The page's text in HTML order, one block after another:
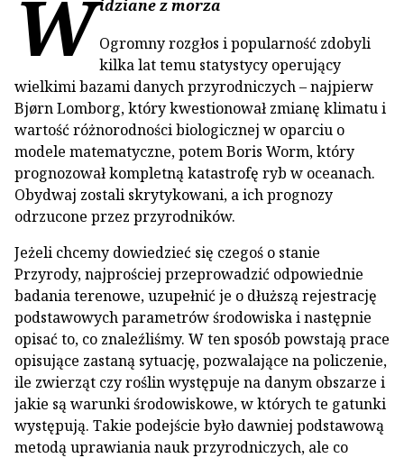
Widziane z morza
Ogromny rozgłos i popularność zdobyli
kilka lat temu statystycy operujący
wielkimi bazami danych przyrodniczych – najpierw
Bjørn Lomborg, który kwestionował zmianę klimatu i
wartość różnorodności biologicznej w oparciu o
modele matematyczne, potem Boris Worm, który
prognozował kompletną katastrofę ryb w oceanach.
Obydwaj zostali skrytykowani, a ich prognozy
odrzucone przez przyrodników.
Jeżeli chcemy dowiedzieć się czegoś o stanie
Przyrody, najprościej przeprowadzić odpowiednie
badania terenowe, uzupełnić je o dłuższą rejestrację
podstawowych parametrów środowiska i następnie
opisać to, co znaleźliśmy. W ten sposób powstają prace
opisujące zastaną sytuację, pozwalające na policzenie,
ile zwierząt czy roślin występuje na danym obszarze i
jakie są warunki środowiskowe, w których te gatunki
występują. Takie podejście było dawniej podstawową
metodą uprawiania nauk przyrodniczych, ale co